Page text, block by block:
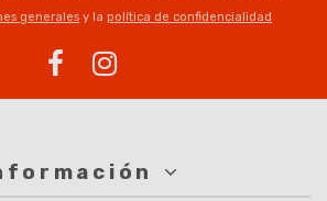
generales y la política de confidencialidad